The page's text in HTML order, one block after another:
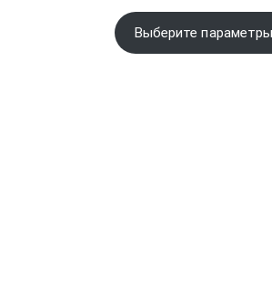
Выберите параметры